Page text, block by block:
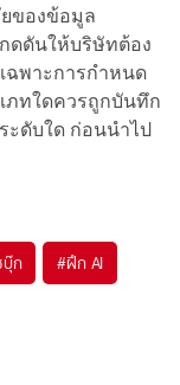
ของข้อมูล
ดดันให้บริษัทต้อง
ฉพาะการกำหนด
ภทใดควรถูกบันทึก
ะดับใด ก่อนนำไป
บุ๊ก #ฝึก AI